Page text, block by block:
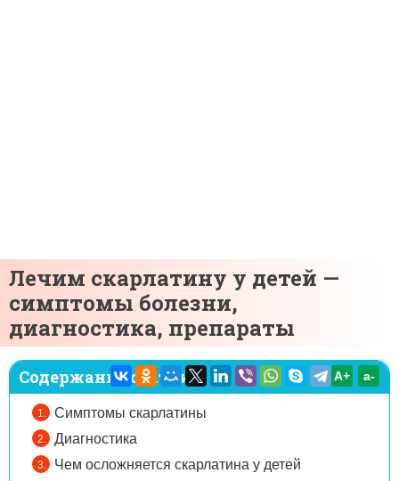
Лечим скарлатину у детей —
симптомы болезни,
диагностика, препараты
Содержание статьи:
Симптомы скарлатины
Диагностика
Чем осложняется скарлатина у детей
A+ а-